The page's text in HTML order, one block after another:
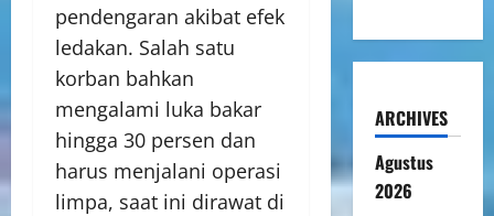
pendengaran akibat efek
ledakan. Salah satu
korban bahkan
mengalami luka bakar
hingga 30 persen dan
harus menjalani operasi
limpa, saat ini dirawat di
ARCHIVES
Agustus
2026